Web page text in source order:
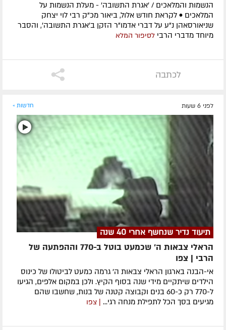
הנשמות והמלאכים / 'אגרת התשובה' - מעלת הנשמות על
המלאכים • לקראת חודש אלול, ביאור מכ"ק רבי לוי יצחק
שניאורסאהן נ"ע על דברי אדמו"ר הזקן ב'אגרת התשובה', והסבר
מיוחד מדברי הרבי לסיפור המלא
לכתבה
לפני 6 שעות חדשות »
תיעוד נדיר שנחשף אחרי 40 שנה
הראלי צבאות ה' שכמעט בוטל ב-770 וההפתעה של
הרבי | צפו
אי-הבנה בארגון הראלי צבאות ה' גרמה כמעט לביטולו של כינוס
הילדים שיתקיים מידי שנה בסוף הקיץ. ולכן במקום אלפים, הגיעו
ל-770 רק כ-60 בנים וקבוצה קטנה של בנות, שחשבו שהם
מגיעים בסך הכל לתפילת מנחה רגי... | צפו